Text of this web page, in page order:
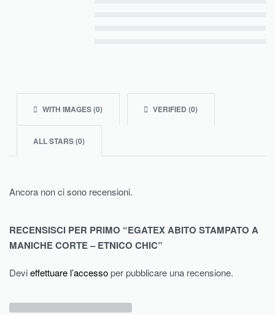
WITH IMAGES (0) VERIFIED (0)
ALL STARS (0)
Ancora non ci sono recensioni.
RECENSISCI PER PRIMO “EGATEX ABITO STAMPATO A
MANICHE CORTE – ETNICO CHIC”
Devieffettuare l’accessoper pubblicare una recensione.